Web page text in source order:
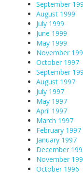
September
August 1999
July 1999
June 1999
May 1999
November
October 1997
September
August 1997
July 1997
May 1997
April 1997
March 1997
February 1997
January 1997
December
November
October 1996